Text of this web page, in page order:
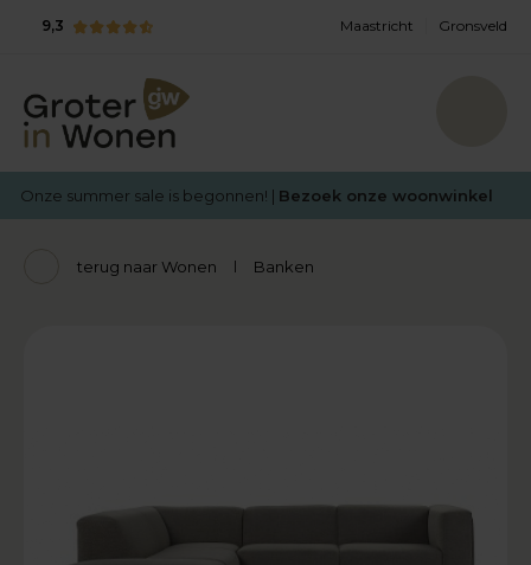
9,3 Maastricht Gronsveld
Onze summer sale is begonnen! | Bezoek onze woonwinkel
terug naar Wonen Banken